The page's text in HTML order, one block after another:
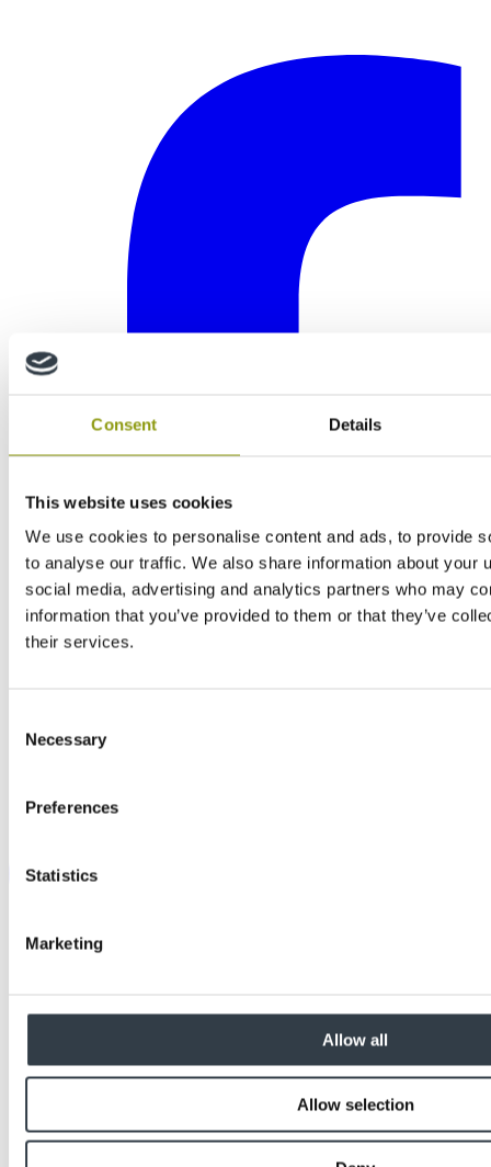
Consent Details
This website uses cookies
We use cookies to personalise content and ads, to provide
to analyse our traffic. We also share information about your
social media, advertising and analytics partners who may
information that you’ve provided to them or that they’ve
their services.
Selection
Necessary
Preferences
Statistics
Marketing
Allow all
Allow selection